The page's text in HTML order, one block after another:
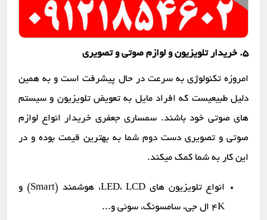
۵. خریدار تلویزیون و لوازم صوتی و تصویری
امروزه تکنولوژی به سرعت در حال پیشرفت است و به همین
دلیل طبیعیست که افراد مایل به تعویض تلویزیون و سیستم
های صوتی خود باشند. سمساری جعفری خریدار انواع لوازم
صوتی و تصویری دست دوم شما به بهترین قیمت بوده و در
این کار به شما کمک میکند.
انواع تلویزیون های LED، LCD، هوشمند (Smart) و
4K ال جی، سامسونگ، سونی و...